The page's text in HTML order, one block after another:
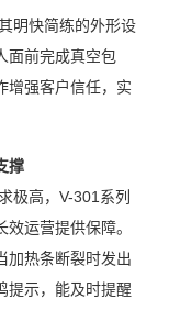
明快简练的外形设
面前完成真空包
增强客户信任，实
撑
极高，V-301系列
运营提供保障。
加热条断裂时发出
提示，能及时提醒